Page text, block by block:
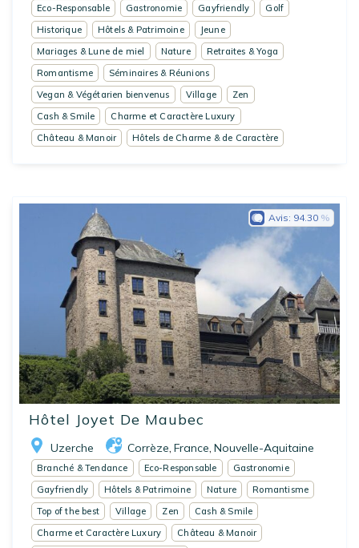
Eco-Responsable
Gastronomie Gayfriendly
Golf
Historique
Hôtels & Patrimoine
Jeune
Mariages & Lune de miel
Nature
Retraites & Yoga
Romantisme
Séminaires & Réunions
Vegan & Végétarien bienvenus
Village
Zen
Cash & Smile
Charme et Caractère Luxury
Château & Manoir
Hôtels de Charme & de Caractère
Hôtel Joyet De Maubec
Uzerche Corrèze, France, Nouvelle-Aquitaine
Avis: 94.30
Branché & Tendance Eco-Responsable
Gastronomie
Gayfriendly
Hôtels & Patrimoine Nature
Romantisme
Top of the best
Village Zen
Cash & Smile
Charme et Caractère Luxury
Château & Manoir